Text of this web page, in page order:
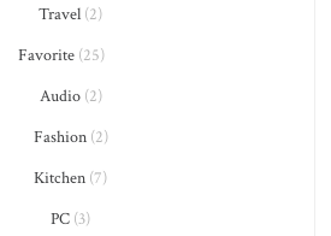
Travel (2)
Favorite (25)
Audio(2)
Fashion(2)
Kitchen (7)
PC (3)